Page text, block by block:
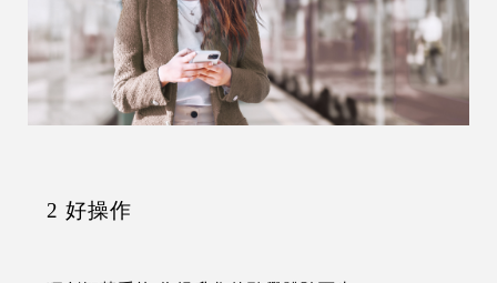
2 好操作